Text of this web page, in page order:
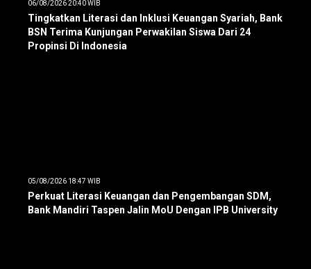
06/08/2026 20:40 WIB
Tingkatkan Literasi dan Inklusi Keuangan Syariah, Bank
BSN Terima Kunjungan Perwakilan Siswa Dari 24
Propinsi Di Indonesia
05/08/2026 18:47 WIB
Perkuat Literasi Keuangan dan Pengembangan SDM,
Bank Mandiri Taspen Jalin MoU Dengan IPB University